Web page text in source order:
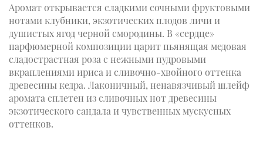
Аромат открывается сладкими сочными фруктовыми
нотами клубники, экзотических плодов личи и
душистых ягод черной смородины. В «сердце»
парфюмерной композиции царит пьянящая медовая
сладострастная роза с нежными пудровыми
вкраплениями ириса и сливочно-хвойного оттенка
древесины кедра. Лаконичный, ненавязчивый шлейф
аромата сплетен из сливочных нот древесины
экзотического сандала и чувственных мускусных
оттенков.